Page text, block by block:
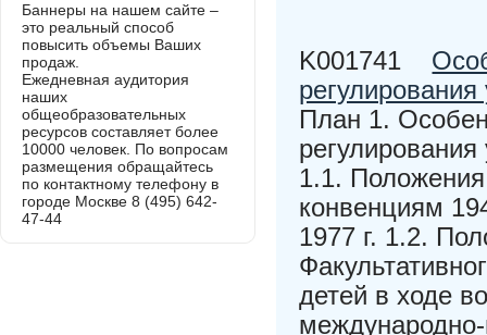
K001741
План 1.
1.1.
конвенциям
1977 г. 1.2.
детей в ходе
Баннеры на нашем сайте –
это реальный способ
повысить объемы Ваших
продаж.
Ежедневная аудитория
наших
общеобразовательных
ресурсов составляет более
10000 человек. По вопросам
размещения обращайтесь
по контактному телефону в
городе Москве 8 (495) 642-
47-44